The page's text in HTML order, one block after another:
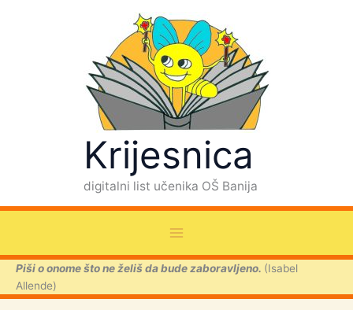
Krijesnica
digitalni list učenika OŠ Banija
Piši o onome što ne želiš da bude zaboravljeno. (Isabel
Allende)